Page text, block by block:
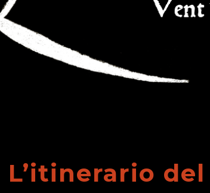
L’itinerario